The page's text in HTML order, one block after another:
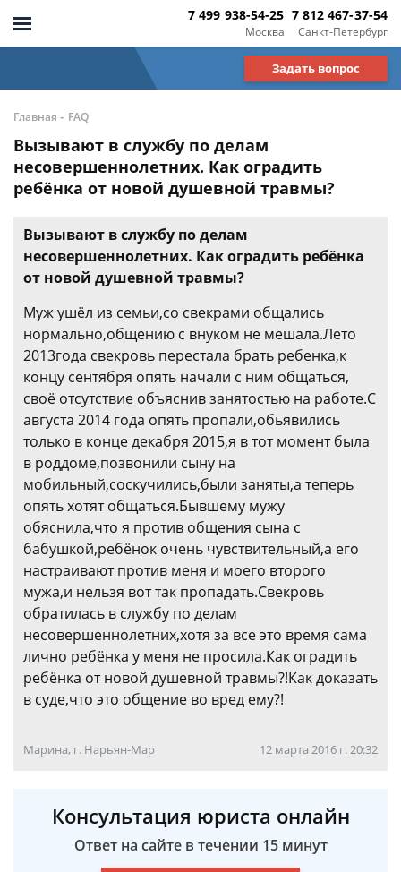
Москва
7 499 938-54-25
Санкт-Петербург
7 812 467-37-54
Задать вопрос
Главная - FAQ
Вызывают в службу по делам
несовершеннолетних. Как оградить
ребёнка от новой душевной травмы?
Вызывают в службу по делам
несовершеннолетних. Как оградить ребёнка
от новой душевной травмы?
Муж ушёл из семьи,со свекрами общались
нормально,общению с внуком не мешала.Лето
2013года свекровь перестала брать ребенка,к
концу сентября опять начали с ним общаться,
своё отсутствие объяснив занятостью на работе.С
августа 2014 года опять пропали,обьявились
только в конце декабря 2015,я в тот момент была
в роддоме,позвонили сыну на
мобильный,соскучились,были заняты,а теперь
опять хотят общаться.Бывшему мужу
обяснила,что я против общения сына с
бабушкой,ребёнок очень чувствительный,а его
настраивают против меня и моего второго
мужа,и нельзя вот так пропадать.Свекровь
обратилась в службу по делам
несовершеннолетних,хотя за все это время сама
лично ребёнка у меня не просила.Как оградить
ребёнка от новой душевной травмы?!Как доказать
в суде,что это общение во вред ему?!
Марина, г. Нарьян-Мар 12 марта 2016 г. 20:32
Консультация юриста онлайн
Ответ на сайте в течении 15 минут